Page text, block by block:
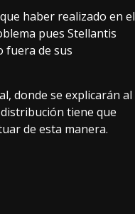
haber realizado en el
pues Stellantis
fuera de sus
donde se explicarán al
tiene que
de esta manera.